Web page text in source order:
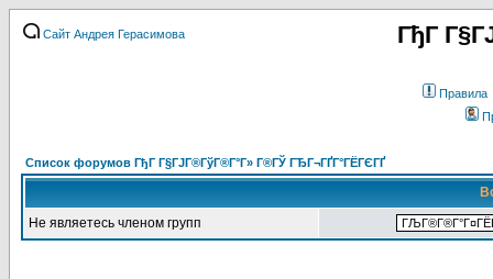
Сайт Андрея Герасимова ГђГ
Правила
Список форумов ГђГ Г§ГЈГ®ГўГ®Г°Г» Г®ГЎ ГЂГ¬ГҐГ°ГЁГЄГҐ
Не являетесь членом групп